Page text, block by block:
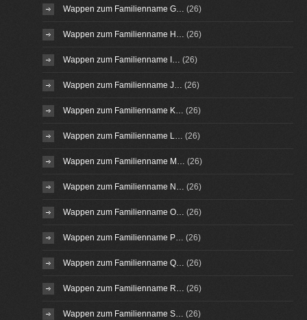
Wappen zum Familienname G… (26)
Wappen zum Familienname H… (26)
Wappen zum Familienname I… (26)
Wappen zum Familienname J… (26)
Wappen zum Familienname K… (26)
Wappen zum Familienname L… (26)
Wappen zum Familienname M… (26)
Wappen zum Familienname N… (26)
Wappen zum Familienname O… (26)
Wappen zum Familienname P… (26)
Wappen zum Familienname Q… (26)
Wappen zum Familienname R… (26)
Wappen zum Familienname S… (26)